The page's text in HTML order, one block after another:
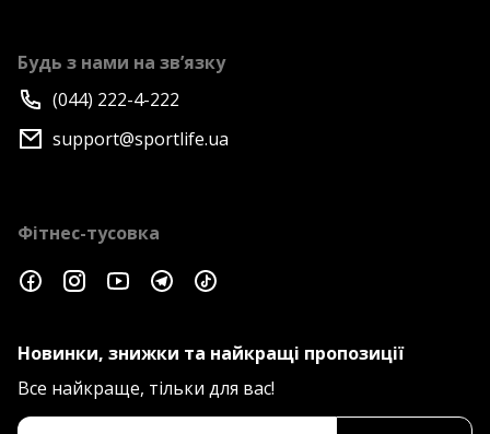
Будь з нами на зв’язку
(044) 222-4-222
support@sportlife.ua
Фітнес-тусовка
Новинки, знижки та найкращі пропозиції
Все найкраще, тільки для вас!